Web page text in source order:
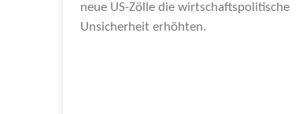
neue US-Zölle die wirtschaftspolitische
Unsicherheit erhöhten.